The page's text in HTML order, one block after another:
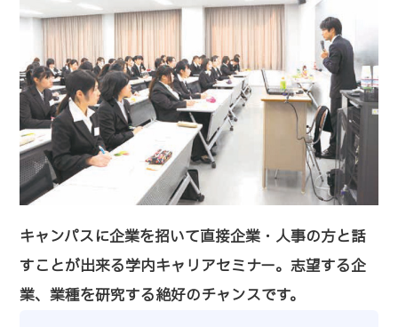
キャンパスに企業を招いて直接企業・人事の方と話
すことが出来る学内キャリアセミナー。志望する企
業、業種を研究する絶好のチャンスです。